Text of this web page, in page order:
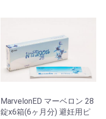
MarvelonED マーベロン 28
錠x6箱(6ヶ月分) 避妊用ピ